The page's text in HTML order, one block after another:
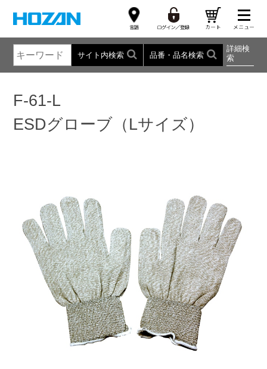
サイト内検索 品番・品名検索
詳細検
索
F-61-L
ESDグローブ（Lサイズ）